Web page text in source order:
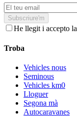
Subscriure'm
He llegit i accepto la
Troba
Vehicles nous
Seminous
Vehicles km0
Lloguer
Segona mà
Autocaravanes